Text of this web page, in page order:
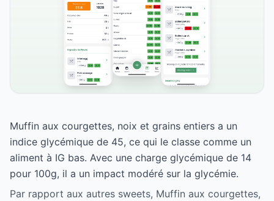
Muffin aux courgettes, noix et grains entiers a un
indice glycémique de 45, ce qui le classe comme un
aliment à IG bas. Avec une charge glycémique de 14
pour 100g, il a un impact modéré sur la glycémie.
Par rapport aux autres sweets, Muffin aux courgettes,